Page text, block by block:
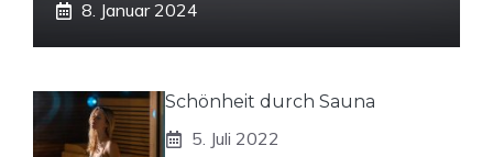
8. Januar 2024
Schönheit durch Sauna
5. Juli 2022